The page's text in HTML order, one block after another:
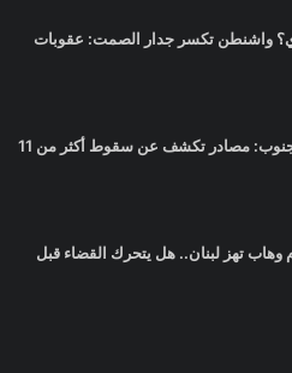
واشنطن تكسر جدار الصمت: عقوبات
مجزرة في الجنوب: مصادر تكشف عن سقوط أكثر من 11
وهاب تهز لبنان.. هل يتحرك القضاء قبل